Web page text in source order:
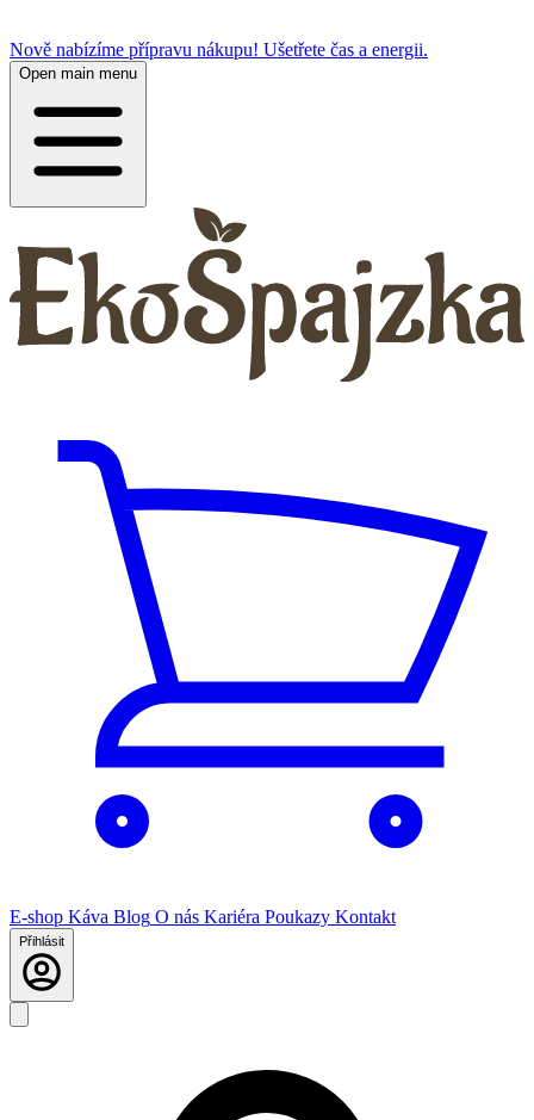
Nově nabízíme přípravu nákupu! Ušetřete čas a energii.
Open main menu
E-shop Káva Blog O nás Kariéra Poukazy Kontakt
Přihlásit